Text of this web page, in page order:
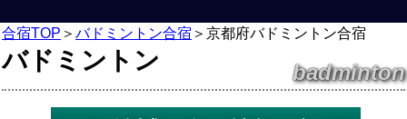
合宿TOP ＞ バドミントン合宿 ＞ 京都府バドミントン合宿
バドミントン badminton